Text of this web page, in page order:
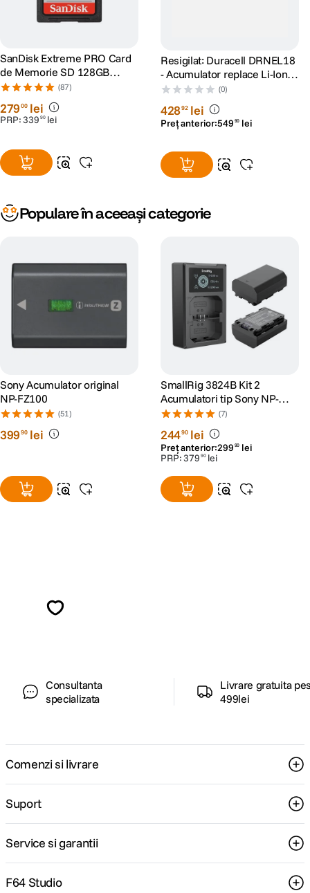
SanDisk Extreme PRO Card
de Memorie SD 128GB
SDXC UHS-I Class 10 U3 V30
+ 2 Ani RescuePRO Deluxe
(87)
27900 lei
PRP:339 90 lei
Resigilat: Duracell DRNEL18
- Acumulator replace Li-Ion
tip Nikon EN-EL18 / EN-
EL18e, 3000 mAh -
RS125036875-1
(0)
42892 lei
Preț anterior:549 90 lei
Populare în aceeași categorie
Sony Acumulator original
NP-FZ100
(51)
39990 lei
SmallRig 3824B Kit 2
Acumulatori tip Sony NP-
FZ100 si Incarcator
(7)
24490 lei
Preț anterior:299 90 lei
PRP:379 90 lei
Consultanta
specializata
Livrare gratuita
499lei
Comenzi si livrare
Suport
Service si garantii
F64 Studio